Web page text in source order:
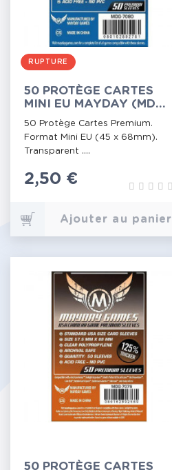
RUPTURE
50 PROTÈGE CARTES
MINI EU MAYDAY (MDG-
7080)
50 Protège Cartes Premium.
Format Mini EU (45 x 68mm).
Transparent ....
Prix
2,50 €
Ajouter au panier
50 PROTÈGE CARTES